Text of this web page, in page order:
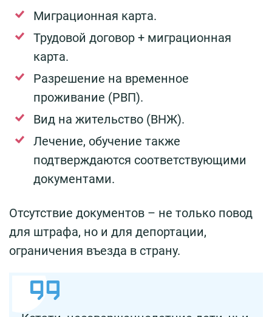
Миграционная карта.
Трудовой договор + миграционная
карта.
Разрешение на временное
проживание (РВП).
Вид на жительство (ВНЖ).
Лечение, обучение также
подтверждаются соответствующими
документами.
Отсутствие документов – не только повод
для штрафа, но и для депортации,
ограничения въезда в страну.